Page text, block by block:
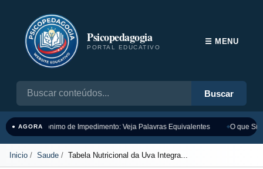
Psicopedagogia
PORTAL EDUCATIVO
Buscar
☰ MENU
● AGORASinônimo de Impedimento: Veja Palavras Equivalentes O que
Inicio Saude Tabela Nutricional da Uva Integra...